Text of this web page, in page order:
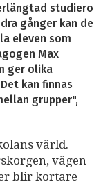
studiero
gånger kan de
eleven som
Max
ger olika
kan finnas
grupper",
värld.
vägen
blir kortare